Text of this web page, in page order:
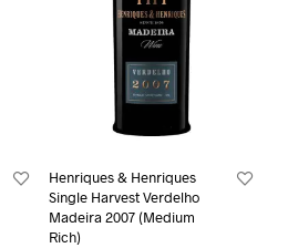
Henriques & Henriques
Single Harvest Verdelho
Madeira 2007 (Medium
Rich)